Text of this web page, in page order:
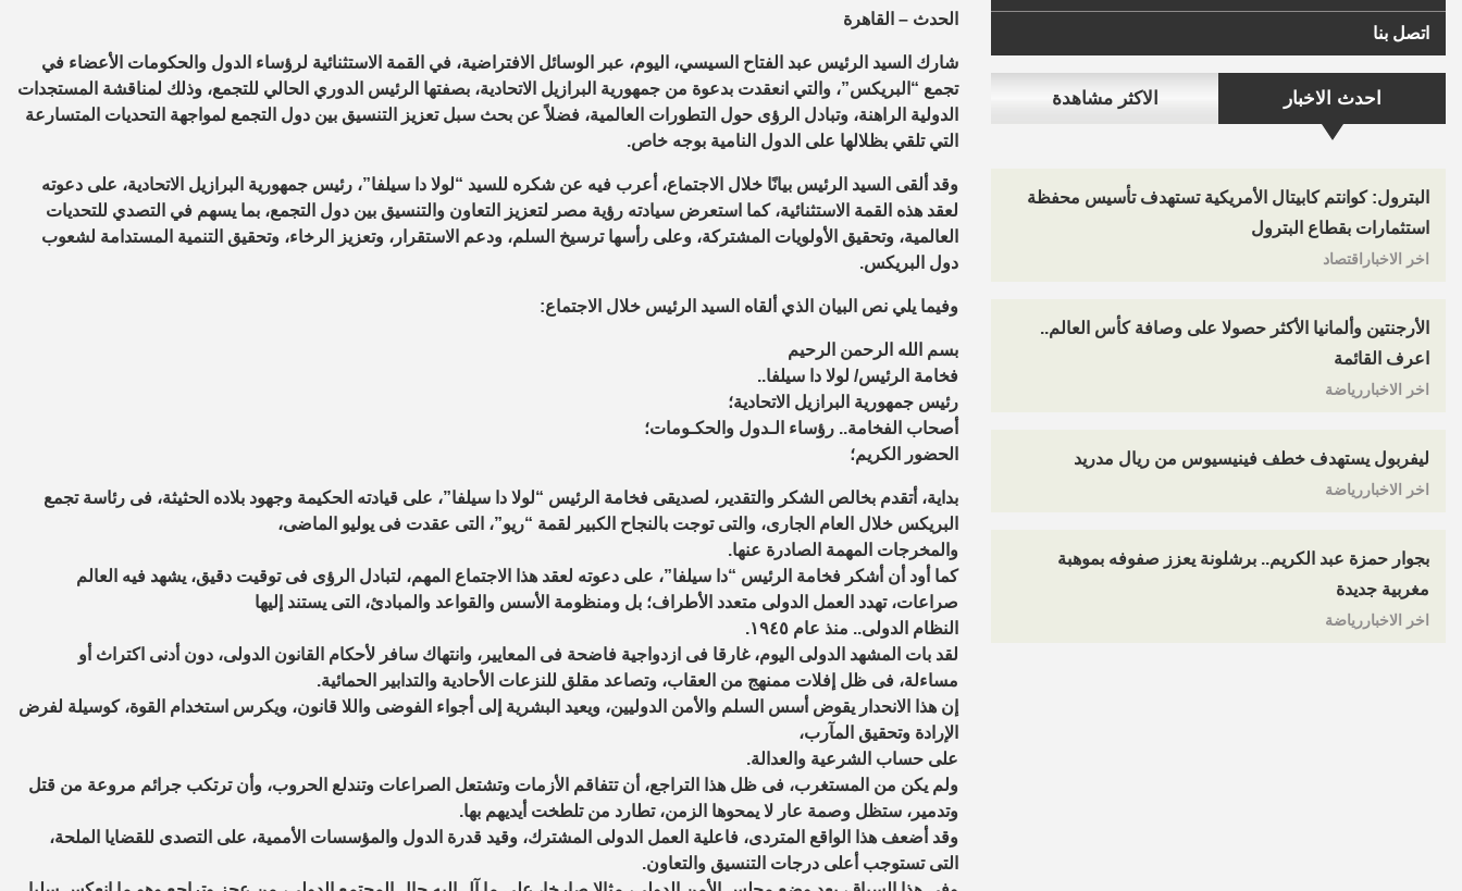
اتصل بنا
احدث الاخبار الاكثر مشاهدة
البترول: كوانتم كابيتال الأمريكية تستهدف تأسيس محفظة
استثمارات بقطاع البترول
اخر الاخباراقتصاد
الأرجنتين وألمانيا الأكثر حصولا على وصافة كأس العالم..
اعرف القائمة
اخر الاخباررياضة
ليفربول يستهدف خطف فينيسيوس من ريال مدريد
اخر الاخباررياضة
بجوار حمزة عبد الكريم.. برشلونة يعزز صفوفه بموهبة
مغربية جديدة
اخر الاخباررياضة
الحدث – القاهرة
شارك السيد الرئيس عبد الفتاح السيسي، اليوم، عبر الوسائل الافتراضية، في القمة الاستثنائية لرؤساء الدول والحكومات الأعضاء في
تجمع “البريكس”، والتي انعقدت بدعوة من جمهورية البرازيل الاتحادية، بصفتها الرئيس الدوري الحالي للتجمع، وذلك لمناقشة المستجدات
الدولية الراهنة، وتبادل الرؤى حول التطورات العالمية، فضلاً عن بحث سبل تعزيز التنسيق بين دول التجمع لمواجهة التحديات المتسارعة
التي تلقي بظلالها على الدول النامية بوجه خاص.
وقد ألقى السيد الرئيس بيانًا خلال الاجتماع، أعرب فيه عن شكره للسيد “لولا دا سيلفا”، رئيس جمهورية البرازيل الاتحادية، على دعوته
لعقد هذه القمة الاستثنائية، كما استعرض سيادته رؤية مصر لتعزيز التعاون والتنسيق بين دول التجمع، بما يسهم في التصدي للتحديات
العالمية، وتحقيق الأولويات المشتركة، وعلى رأسها ترسيخ السلم، ودعم الاستقرار، وتعزيز الرخاء، وتحقيق التنمية المستدامة لشعوب
دول البريكس.
وفيما يلي نص البيان الذي ألقاه السيد الرئيس خلال الاجتماع:
بسم الله الرحمن الرحيم
فخامة الرئيس/ لولا دا سيلفا..
رئيس جمهورية البرازيل الاتحادية؛
أصحاب الفخامة.. رؤساء الـدول والحكـومات؛
الحضور الكريم؛
بداية، أتقدم بخالص الشكر والتقدير، لصديقى فخامة الرئيس “لولا دا سيلفا”، على قيادته الحكيمة وجهود بلاده الحثيثة، فى رئاسة تجمع
البريكس خلال العام الجارى، والتى توجت بالنجاح الكبير لقمة “ريو”، التى عقدت فى يوليو الماضى،
والمخرجات المهمة الصادرة عنها.
كما أود أن أشكر فخامة الرئيس “دا سيلفا”، على دعوته لعقد هذا الاجتماع المهم، لتبادل الرؤى فى توقيت دقيق، يشهد فيه العالم
صراعات، تهدد العمل الدولى متعدد الأطراف؛ بل ومنظومة الأسس والقواعد والمبادئ، التى يستند إليها
النظام الدولى.. منذ عام ١٩٤٥.
لقد بات المشهد الدولى اليوم، غارقا فى ازدواجية فاضحة فى المعايير، وانتهاك سافر لأحكام القانون الدولى، دون أدنى اكتراث أو
مساءلة، فى ظل إفلات ممنهج من العقاب، وتصاعد مقلق للنزعات الأحادية والتدابير الحمائية.
إن هذا الانحدار يقوض أسس السلم والأمن الدوليين، ويعيد البشرية إلى أجواء الفوضى واللا قانون، ويكرس استخدام القوة، كوسيلة لفرض
الإرادة وتحقيق المآرب،
على حساب الشرعية والعدالة.
ولم يكن من المستغرب، فى ظل هذا التراجع، أن تتفاقم الأزمات وتشتعل الصراعات وتندلع الحروب، وأن ترتكب جرائم مروعة من قتل
وتدمير، ستظل وصمة عار لا يمحوها الزمن، تطارد من تلطخت أيديهم بها.
وقد أضعف هذا الواقع المتردى، فاعلية العمل الدولى المشترك، وقيد قدرة الدول والمؤسسات الأممية، على التصدى للقضايا الملحة،
التى تستوجب أعلى درجات التنسيق والتعاون.